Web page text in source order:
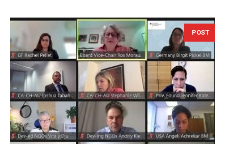
POST